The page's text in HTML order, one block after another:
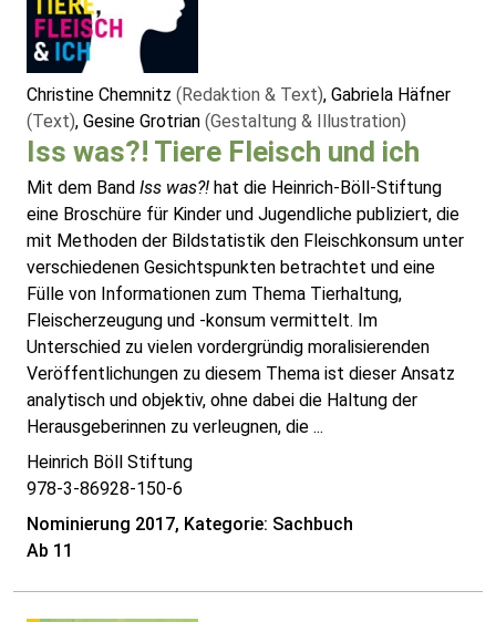
Christine Chemnitz (Redaktion & Text), Gabriela Häfner
(Text), Gesine Grotrian (Gestaltung & Illustration)
Iss was?! Tiere Fleisch und ich
Mit dem Band Iss was?! hat die Heinrich-Böll-Stiftung
eine Broschüre für Kinder und Jugendliche publiziert, die
mit Methoden der Bildstatistik den Fleischkonsum unter
verschiedenen Gesichtspunkten betrachtet und eine
Fülle von Informationen zum Thema Tierhaltung,
Fleischerzeugung und -konsum vermittelt. Im
Unterschied zu vielen vordergründig moralisierenden
Veröffentlichungen zu diesem Thema ist dieser Ansatz
analytisch und objektiv, ohne dabei die Haltung der
Herausgeberinnen zu verleugnen, die ...
Heinrich Böll Stiftung
978-3-86928-150-6
Nominierung 2017, Kategorie: Sachbuch
Ab 11